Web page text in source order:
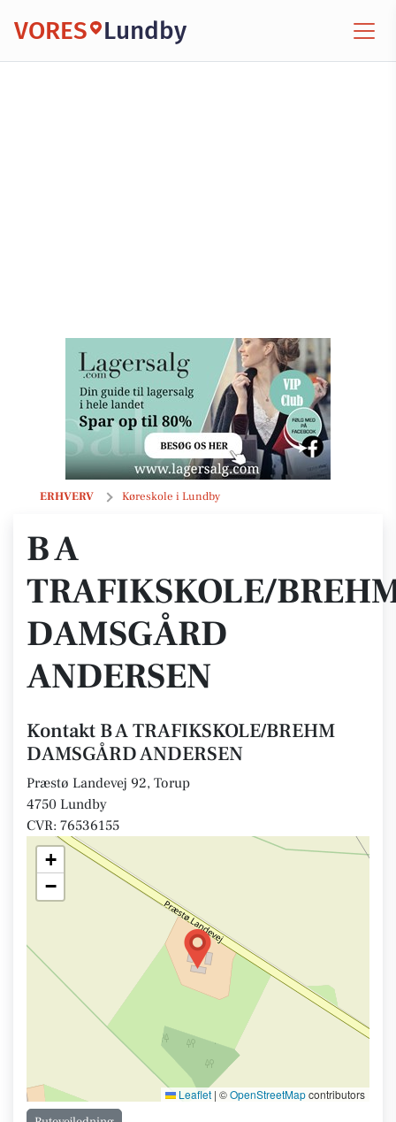
VORES Lundby
ERHVERV Køreskole i Lundby
B A TRAFIKSKOLE/BREHM DAMSGÅRD ANDERSEN
B A
TRAFIKSKOLE/
DAMSGÅRD
ANDERSEN
Kontakt B A TRAFIKSKOLE/BREHM
DAMSGÅRD ANDERSEN
Præstø Landevej 92, Torup
4750 Lundby
CVR: 76536155
+
−
Leaflet | ©OpenStreetMapcontributors